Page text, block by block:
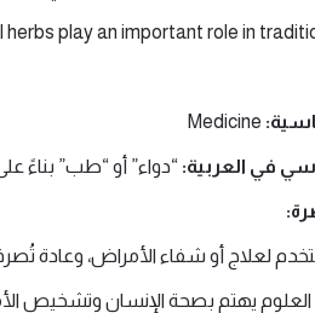
في العربية: “دواء” أو “طب” بناءً
لعلاج أو شفاء الأمراض، وعادة
يهتم بصحة الإنسان وتشخيص